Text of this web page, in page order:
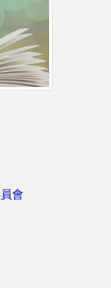
會